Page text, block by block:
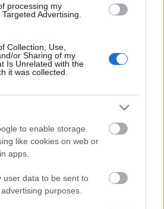
processing my
Advertising.
Collection, Use,
or Sharing of my
Is Unrelated with the
it was collected.
to enable storage
like cookies on web or
apps.
user data to be sent to
purposes.
lemezhez kiadott első klip: